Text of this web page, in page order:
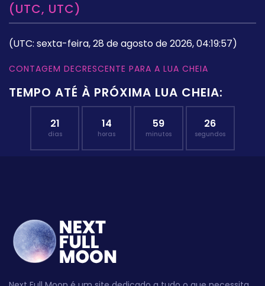
(UTC, UTC)
(UTC: sexta-feira, 28 de agosto de 2026, 04:19:57)
CONTAGEM DECRESCENTE PARA A LUA CHEIA
TEMPO ATÉ À PRÓXIMA LUA CHEIA:
21
dias
14
horas
59
minutos
25
segundos